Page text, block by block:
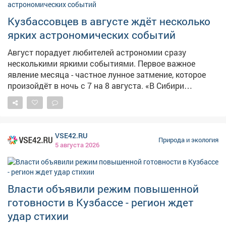
Кузбассовцев в августе ждёт несколько
ярких астрономических событий
Август порадует любителей астрономии сразу
несколькими яркими событиями. Первое важное
явление месяца - частное лунное затмение, которое
произойдёт в ночь с 7 на 8 августа. «В Сибири
затмение будет видно полностью. Тень Земли закроет
часть диска Луны, максимальная фаза составит 0,25.
это явление абсолютно безопасно для глаз и
прекрасно видно невооружённым взглядом», -
пояснила Горсайту ведущий специалист
Новосибирского планетария Людмила Горохова. Ещё
одно примечательное событие ожидается утром 12
августа - перед рассветом в одну линию выстроятся
Юпитер, Марс, Меркурий, Сатурн, а также Уран и
Нептун. При этом Уран и Нептун можно будет
VSE42.RU
5 августа 2026
Природа и экология
Власти объявили режим повышенной
готовности в Кузбассе - регион ждет
удар стихии